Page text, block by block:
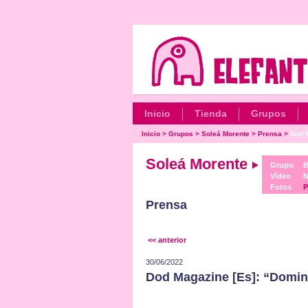
Inicio Tienda Grupos
Inicio> Grupos > Soleá Morente> Prensa > Dod
Soleá Morente
Grupo
Vídeo
Fotos
Prensa
<< anterior
30/06/2022
Dod Magazine [Es]: